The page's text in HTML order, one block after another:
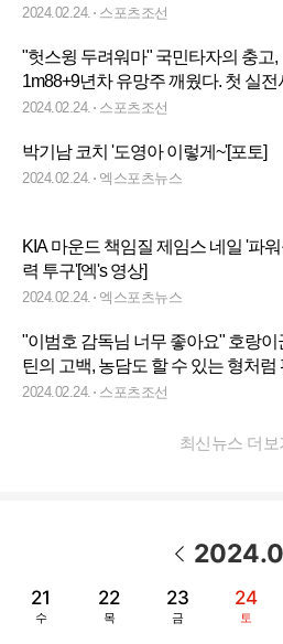
끼고파" [인터뷰]
2024.02.24. 스포츠조선
"헛스윙 두려워마" 국민타자의 충고,
1m88+9년차 유망주 깨웠다. 첫 실전
125m 대형홈런+4안타 쾅쾅 [SC캠프]
2024.02.24. 스포츠조선
박기남 코치 '도영아 이렇게~'[포토]
2024.02.24. 엑스포츠뉴스
KIA 마운드 책임질 제임스 네일 '파워
력 투구'[엑's 영상]
2024.02.24. 엑스포츠뉴스
"이범호 감독님 너무 좋아요" 호랑이
틴의 고백, 농담도 할 수 있는 형처럼
[SC오키나와 스캠]
2024.02.24. 스포츠조선
최신뉴스 더보
2024.
21
수
22
목
23
금
24
토